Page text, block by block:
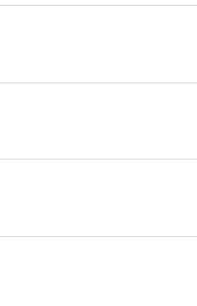
同還是有差別。即使房貸
價相對便宜，當時銀行申